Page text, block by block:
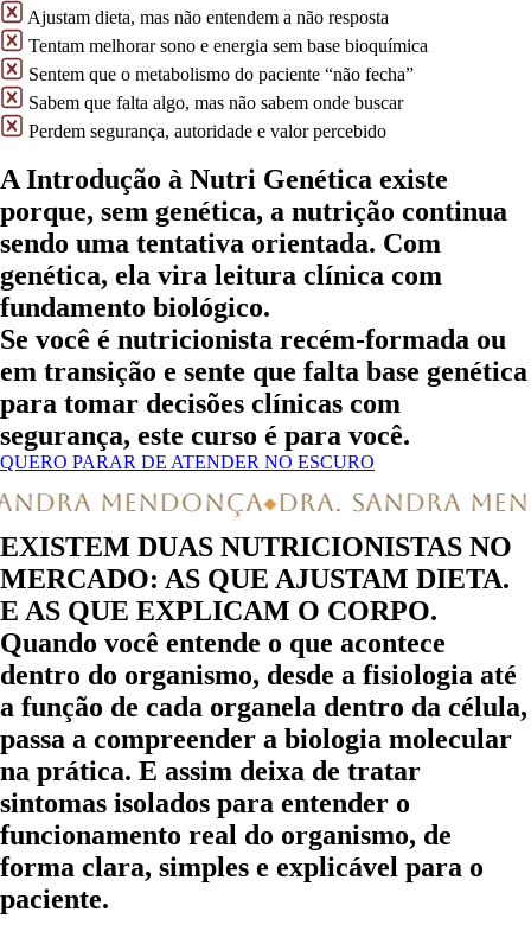
Ajustam dieta, mas não entendem a não resposta
Tentam melhorar sono e energia sem base bioquímica
Sentem que o metabolismo do paciente “não fecha”
Sabem que falta algo, mas não sabem onde buscar
Perdem segurança, autoridade e valor percebido
A Introdução à Nutri Genética existe
porque, sem genética, a nutrição continua
sendo uma tentativa orientada. Com
genética, ela vira leitura clínica com
fundamento biológico.
Se você é nutricionista recém-formada ou
em transição e sente que falta base genética
para tomar decisões clínicas com
segurança, este curso é para você.
QUERO PARAR DE ATENDER NO ESCURO
MENDONÇA◆DRA. SANDRA
EXISTEM DUAS NUTRICIONISTAS NO
MERCADO: AS QUE AJUSTAM DIETA.
E AS QUE EXPLICAM O CORPO.
Quando você entende o que acontece
dentro do organismo, desde a fisiologia até
a função de cada organela dentro da célula,
passa a compreender a biologia molecular
na prática. E assim deixa de tratar
sintomas isolados para entender o
funcionamento real do organismo, de
forma clara, simples e explicável para o
paciente.